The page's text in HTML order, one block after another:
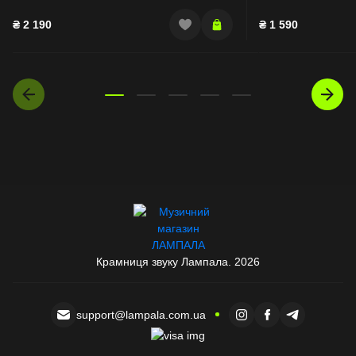
₴ 2 190 ₴ 1 590
Крамниця звуку Лампала. 2026
support@lampala.com.ua